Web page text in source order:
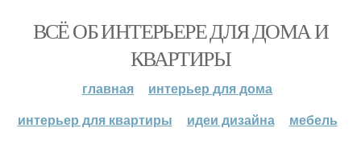
ВСЁ ОБ ИНТЕРЬЕРЕ ДЛЯ ДОМА И
КВАРТИРЫ
главная
интерьер для дома
интерьер для квартиры
идеи дизайна мебель